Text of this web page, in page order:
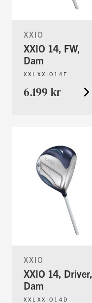
XXIO
XXIO 14, FW,
Dam
XXLXXIO14F
6.199 kr
XXIO
XXIO 14, Driver,
Dam
XXLXXIO14D